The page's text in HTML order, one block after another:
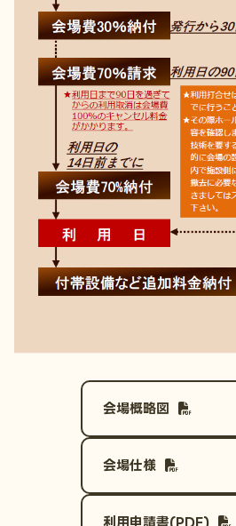
会場概略図
会場仕様
利用申請書(PDF)